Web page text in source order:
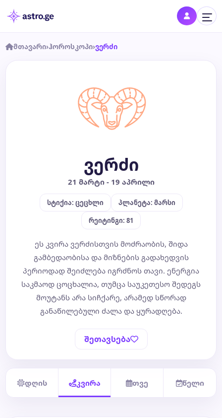
დღის ჰოროსკოპი
თვის ჰოროსკოპი
ბლოგი
ტარო
მთავარი›ჰოროსკოპი›ვერძი
ვერძი
21 მარტი - 19 აპრილი
სტიქია: ცეცხლი
პლანეტა: მარსი
რეიტინგი: 81
ეს კვირა ვერძისთვის მოძრაობის, შიდა
გამბედაობისა და მიზნების გადახედვის
პერიოდად შეიძლება იგრძნოს თავი. ენერგია
საკმაოდ ცოცხალია, თუმცა საუკეთესო შედეგს
მოუტანს არა სიჩქარე, არამედ სწორად
განაწილებული ძალა და ყურადღება.
შეთავსება
დღის კვირა თვე წელი